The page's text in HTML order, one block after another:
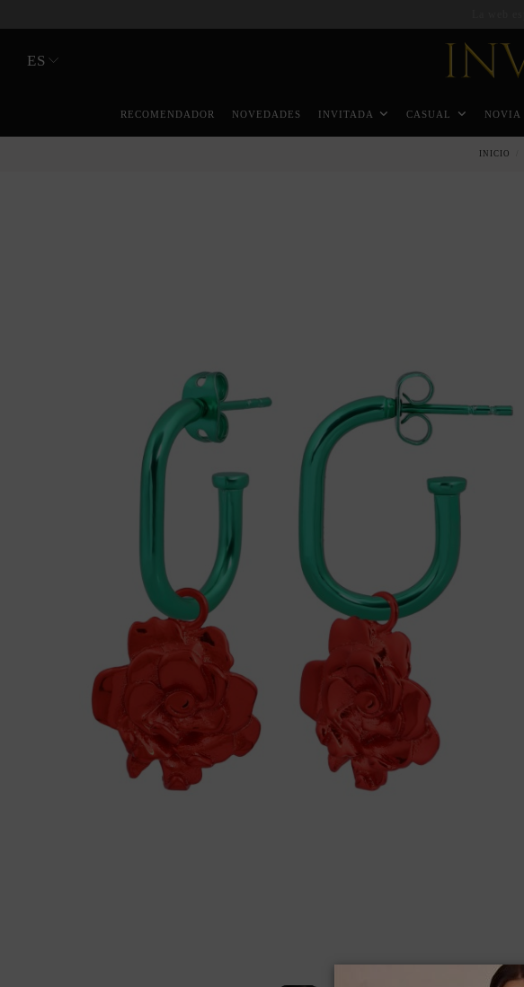
ES
RECOMENDADOR NOVEDADES INVITADA CASUAL NOVIA
INICIO